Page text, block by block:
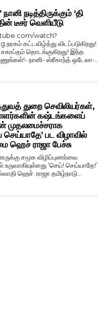
நானி நடித்திருக்கும் ‘தி
டீசர் வெளியீடு
watch?
கட்டவிழ்த்து விடப்படுகிறது!
சகாப்தம் தொடங்குகிறது! இந்த
நானி- ஸ்ரீகாந்த் ஒடேலா-...
துறை செவிலியர்கள்,
கஷ்டங்களைப்
முதலமைச்சராக
செய்யாதே’ பட விழாவில்
ஹெச் ராஜா பேச்சு
சமூக விழிப்புணர்வை
உருவாகியுள்ளது ‘செய்! செய்யாதே!’
ஹெச். ராஜா தமிழ்நாடு...